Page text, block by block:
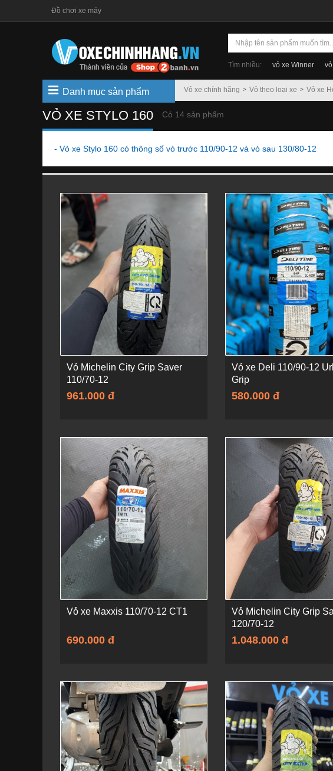
Đồ chơi xe máy
Tìm nhiều: vỏ xe Winner
Vỏ xe chính hãng Vỏ theo loại xe Vỏ xe
Danh mục sản phẩm
VỎ XE STYLO 160 Có 14 sản phẩm
- Vỏ xe Stylo 160 có thông số vỏ trước 110/90-12 và vỏ sau 130/80-12
Vỏ Michelin City Grip Saver
110/70-12
961.000 đ
Vỏ xe Deli 110/90-12
Grip
580.000 đ
Vỏ xe Maxxis 110/70-12 CT1
690.000 đ
Vỏ Michelin City Grip
120/70-12
1.048.000 đ